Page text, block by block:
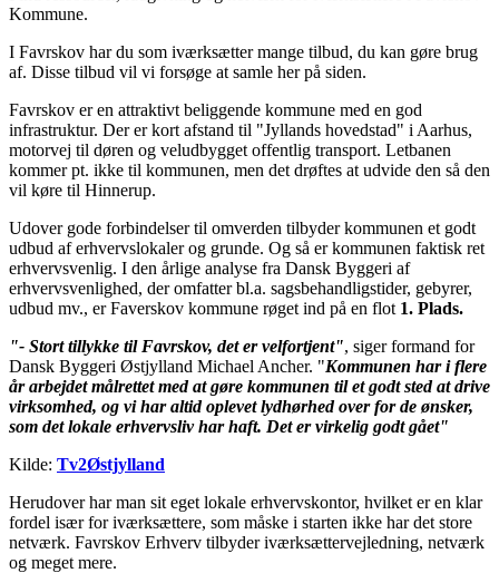
Kommune.
I Favrskov har du som iværksætter mange tilbud, du kan gøre brug
af. Disse tilbud vil vi forsøge at samle her på siden.
Favrskov er en attraktivt beliggende kommune med en god
infrastruktur. Der er kort afstand til "Jyllands hovedstad" i Aarhus,
motorvej til døren og veludbygget offentlig transport. Letbanen
kommer pt. ikke til kommunen, men det drøftes at udvide den så den
vil køre til Hinnerup.
Udover gode forbindelser til omverden tilbyder kommunen et godt
udbud af erhvervslokaler og grunde. Og så er kommunen faktisk ret
erhvervsvenlig. I den årlige analyse fra Dansk Byggeri af
erhvervsvenlighed, der omfatter bl.a. sagsbehandligstider, gebyrer,
udbud mv., er Faverskov kommune røget ind på en flot 1. Plads.
"- Stort tillykke til Favrskov, det er velfortjent", siger formand for
Dansk Byggeri Østjylland Michael Ancher. "Kommunen har i flere
år arbejdet målrettet med at gøre kommunen til et godt sted at drive
virksomhed, og vi har altid oplevet lydhørhed over for de ønsker,
som det lokale erhvervsliv har haft. Det er virkelig godt gået"
Kilde: Tv2Østjylland
Herudover har man sit eget lokale erhvervskontor, hvilket er en klar
fordel især for iværksættere, som måske i starten ikke har det store
netværk. Favrskov Erhverv tilbyder iværksættervejledning, netværk
og meget mere.